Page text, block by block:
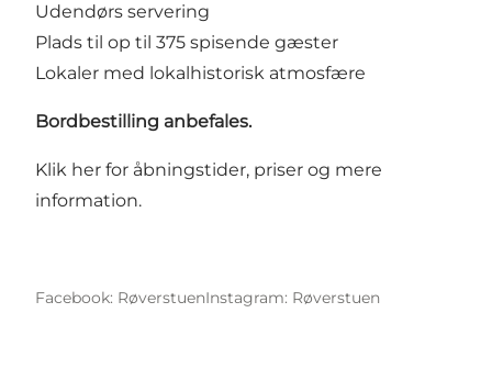
Udendørs servering
Plads til op til 375 spisende gæster
Lokaler med lokalhistorisk atmosfære
Bordbestilling anbefales.
Klik her for åbningstider, priser og mere
information.
Facebook: RøverstuenInstagram: Røverstuen